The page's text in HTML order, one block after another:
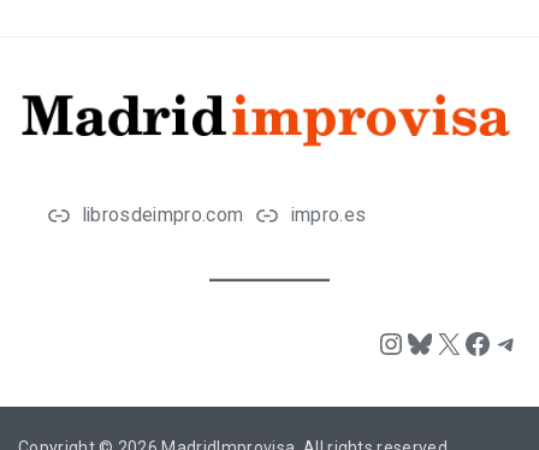
librosdeimpro.com impro.es
Instagram
Bluesky
X